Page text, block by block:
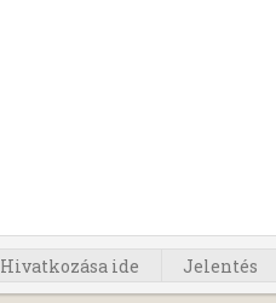
Hivatkozása ide Jelentés